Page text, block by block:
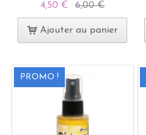
4,50 € 6,00 €
Ajouter au panier
PROMO !